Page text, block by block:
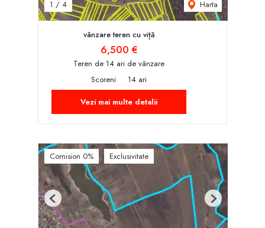
1 / 4 Harta
vânzare teren cu viță
6,500 €
Teren de 14 ari de vânzare
Scoreni
14 ari
Vezi mai multe detalii
Comision 0% Exclusivitate
Previous Next